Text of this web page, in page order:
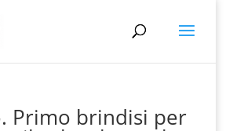
Primo brindisi per